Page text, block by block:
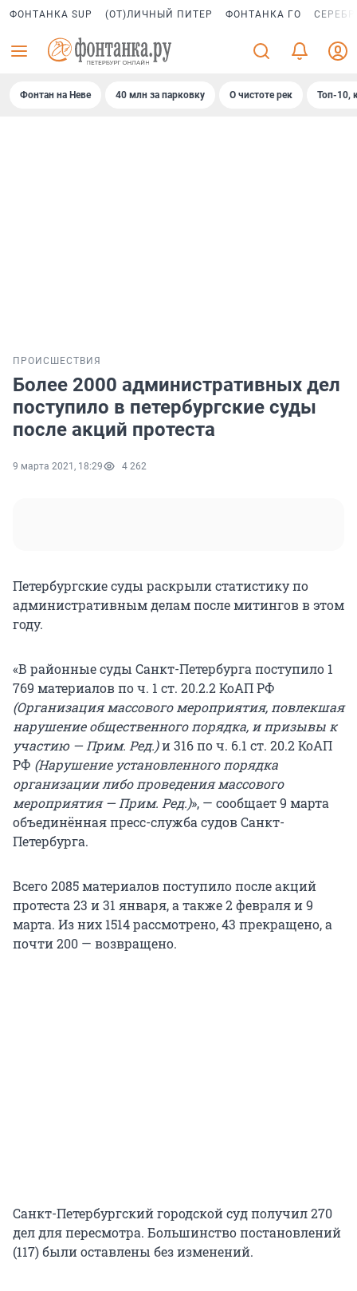
ФОНТАНКА SUP (ОТ)ЛИЧНЫЙ ПИТЕР ФОНТАНКА ГО
Фонтан на Неве 40 млн за парковку О чистоте рек Топ-10,
ПРОИСШЕСТВИЯ
Более 2000 административных дел
поступило в петербургские суды
после акций протеста
9 марта 2021, 18:29 4 262
Петербургские суды раскрыли статистику по
административным делам после митингов в этом
году.
«В районные суды Санкт-Петербурга поступило 1
769 материалов по ч. 1 ст. 20.2.2 КоАП РФ
(Организация массового мероприятия, повлекшая
нарушение общественного порядка, и призывы к
участию — Прим. Ред.)и 316 по ч. 6.1 ст. 20.2 КоАП
РФ (Нарушение установленного порядка
организации либо проведения массового
мероприятия — Прим. Ред.)», — сообщает 9 марта
объединённая пресс-служба судов Санкт-
Петербурга.
Всего 2085 материалов поступило после акций
протеста 23 и 31 января, а также 2 февраля и 9
марта. Из них 1514 рассмотрено, 43 прекращено, а
почти 200 — возвращено.
Санкт-Петербургский городской суд получил 270
дел для пересмотра. Большинство постановлений
(117) были оставлены без изменений.